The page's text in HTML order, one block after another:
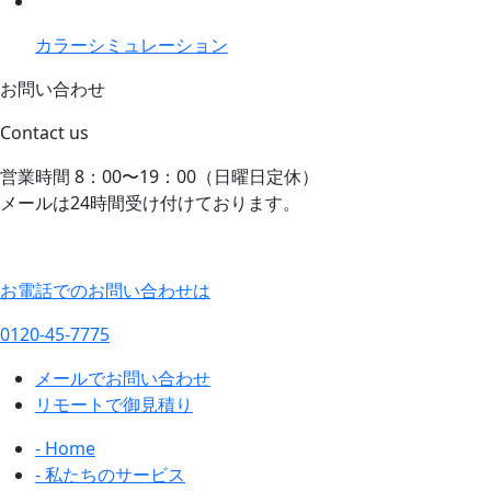
カラーシミュレーション
お問い合わせ
Contact us
営業時間 8：00〜19：00（日曜日定休）
メールは24時間受け付けております。
お電話でのお問い合わせは
0120-45-7775
メールでお問い合わせ
リモートで御見積り
- Home
- 私たちのサービス